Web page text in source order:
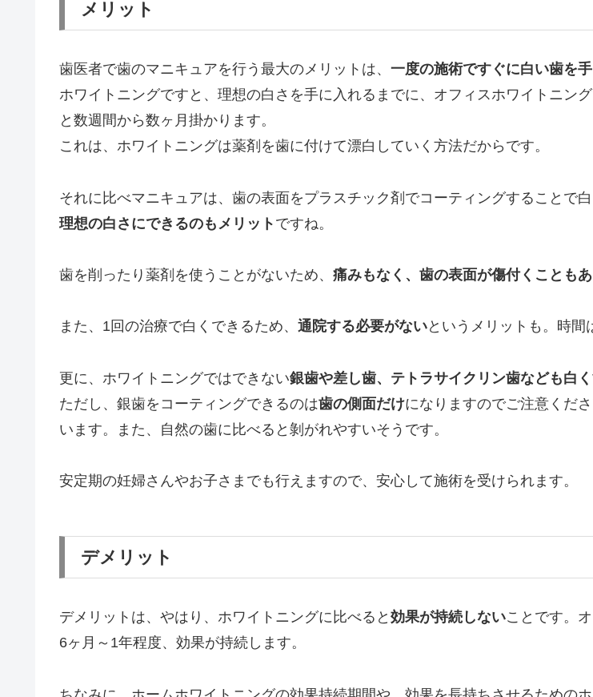
メリット
歯医者で歯のマニキュアを行う最大のメリットは、 一度の施術ですぐに白い歯を
ホワイトニングですと、理想の白さを手に入れるまでに、オフィスホワイトニン
と数週間から数ヶ月掛かります。
これは、ホワイトニングは薬剤を歯に付けて漂白していく方法だからです。
それに比べマニキュアは、歯の表面をプラスチック剤でコーティングすることで
理想の白さにできるのもメリット ですね。
歯を削ったり薬剤を使うことがないため、 痛みもなく、歯の表面が傷付くこともあ
また、1回の治療で白くできるため、 通院する必要がないというメリットも。時間
更に、ホワイトニングではできない銀歯や差し歯、テトラサイクリン歯なども白く
ただし、銀歯をコーティングできるのは歯の側面だけになりますのでご注意くだ
います。また、自然の歯に比べると剝がれやすいそうです。
安定期の妊婦さんやお子さまでも行えますので、安心して施術を受けられます。
デメリット
デメリットは、やはり、ホワイトニングに比べると 効果が持続しないことです。
6ヶ月～1年程度、効果が持続します。